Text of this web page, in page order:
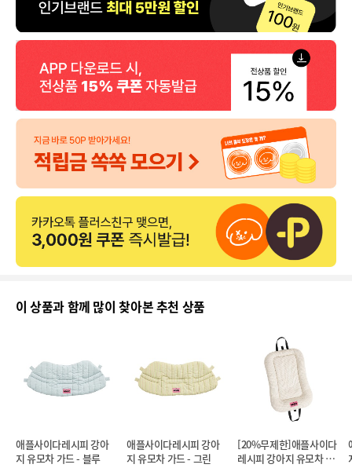
이 상품과 함께 많이 찾아본 추천 상품
애플사이다레시피 강아
지 유모차 가드 - 블루
애플사이다레시피 강아
지 유모차 가드 - 그린
[20%무제한]애플사이다
레시피 강아지 유모차 라